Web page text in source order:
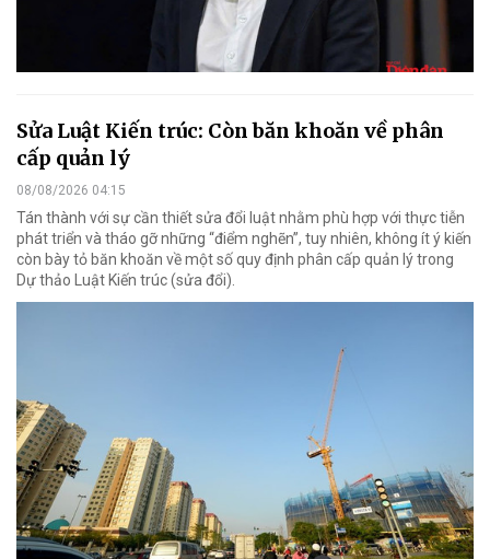
Sửa Luật Kiến trúc: Còn băn khoăn về phân
cấp quản lý
08/08/2026 04:15
Tán thành với sự cần thiết sửa đổi luật nhằm phù hợp với thực tiễn
phát triển và tháo gỡ những “điểm nghẽn”, tuy nhiên, không ít ý kiến
còn bày tỏ băn khoăn về một số quy định phân cấp quản lý trong
Dự thảo Luật Kiến trúc (sửa đổi).